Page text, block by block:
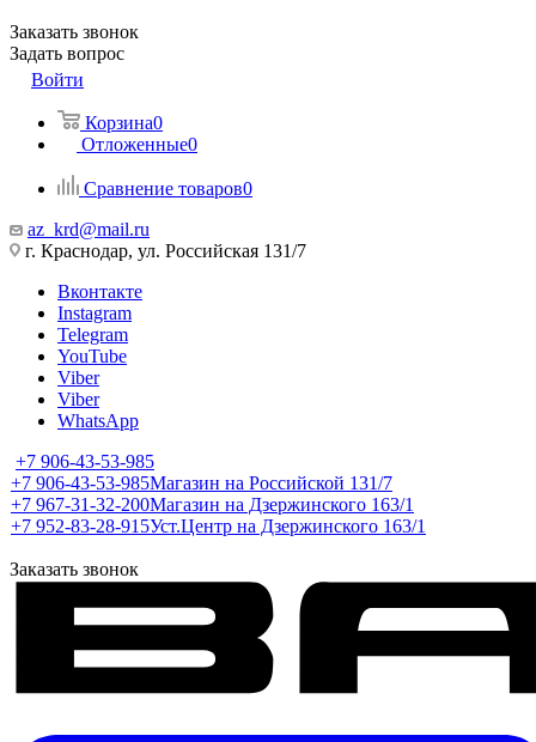
Заказать звонок
Задать вопрос
Войти
Корзина0
Отложенные0
Сравнение товаров0
az_krd@mail.ru
г. Краснодар, ул. Российская 131/7
Вконтакте
Instagram
Telegram
YouTube
Viber
Viber
WhatsApp
+7 906-43-53-985
+7 906-43-53-985Магазин на Российской 131/7
+7 967-31-32-200Магазин на Дзержинского 163/1
+7 952-83-28-915Уст.Центр на Дзержинского 163/1
Заказать звонок